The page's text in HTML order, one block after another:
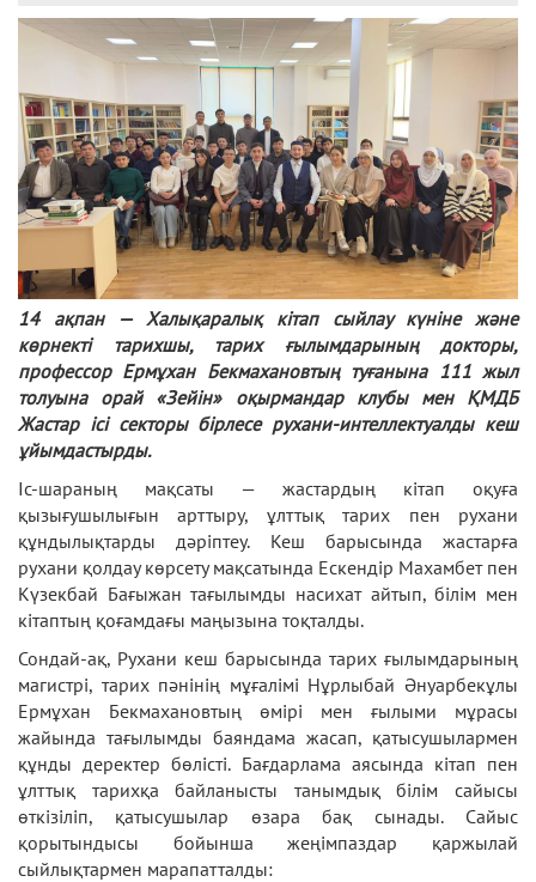
14 ақпан — Халықаралық кітап сыйлау күніне және
көрнекті тарихшы, тарих ғылымдарының докторы,
профессор Ермұхан Бекмахановтың туғанына 111 жыл
толуына орай «Зейін» оқырмандар клубы мен ҚМДБ
Жастар ісі секторы бірлесе рухани-интеллектуалды кеш
ұйымдастырды.
Іс-шараның мақсаты — жастардың кітап оқуға
қызығушылығын арттыру, ұлттық тарих пен рухани
құндылықтарды дәріптеу. Кеш барысында жастарға
рухани қолдау көрсету мақсатында Ескендір Махамбет пен
Күзекбай Бағыжан тағылымды насихат айтып, білім мен
кітаптың қоғамдағы маңызына тоқталды.
Сондай-ақ, Рухани кеш барысында тарих ғылымдарының
магистрі, тарих пәнінің мұғалімі Нұрлыбай Әнуарбекұлы
Ермұхан Бекмахановтың өмірі мен ғылыми мұрасы
жайында тағылымды баяндама жасап, қатысушылармен
құнды деректер бөлісті. Бағдарлама аясында кітап пен
ұлттық тарихқа байланысты танымдық білім сайысы
өткізіліп, қатысушылар өзара бақ сынады. Сайыс
қорытындысы бойынша жеңімпаздар қаржылай
сыйлықтармен марапатталды: